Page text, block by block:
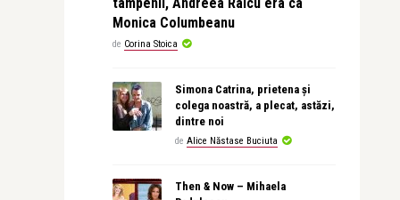
Monica Columbeanu
de Corina Stoica
Simona Catrina, prietena și
colega noastră, a plecat, astăzi,
dintre noi
de Alice Năstase Buciuta
Then & Now – Mihaela